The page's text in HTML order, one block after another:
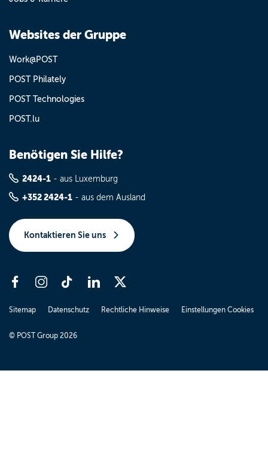
Websites der Gruppe
Work@POST
POST Philately
POST Technologies
POST.lu
Benötigen Sie Hilfe?
2424-1 - aus Luxemburg
+352 2424-1 - aus dem Ausland
Kontaktieren Sie uns
Sitemap Datenschutz Rechtliche Hinweise Einstellungen Cookies
© POST Group 2026